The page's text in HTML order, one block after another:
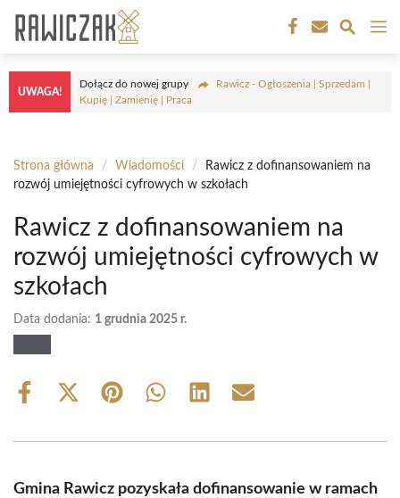
treści
UWAGA!
Dołącz do nowej grupy
Rawicz - Ogłoszenia | Sprzedam |
Kupię | Zamienię | Praca
Strona główna / Wiadomości /
Rawicz z dofinansowaniem na
rozwój umiejętności cyfrowych w szkołach
Rawicz z dofinansowaniem na
rozwój umiejętności cyfrowych w
szkołach
Data dodania: 1 grudnia 2025 r.
Share
Share
(Twitter)
Share Share Share Share
Gmina Rawicz pozyskała dofinansowanie w ramach